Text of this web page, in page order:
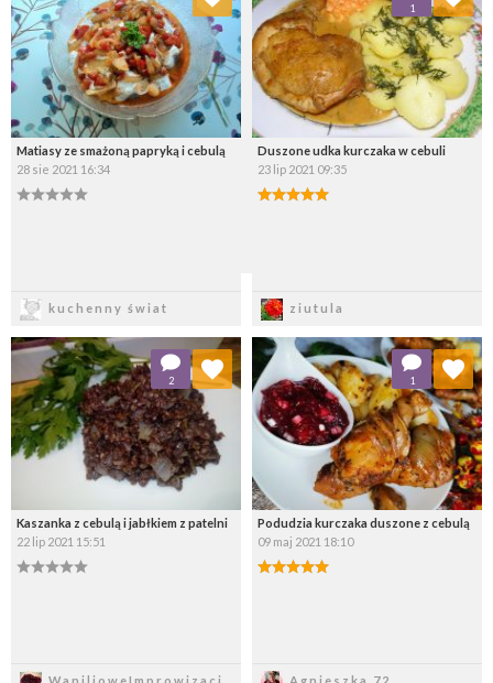
Matiasy ze smażoną papryką i cebulą
28 sie 2021 16:34
kuchenny świat
Wybierz listę:
Duszone udka kurczaka w cebuli
23 lip 2021 09:35
ziutula
1
Wybierz listę:
Kaszanka z cebulą i jabłkiem z patelni
22 lip 2021 15:51
WanilioweImprowizacj
2
Dodaj do ulubionych
Wybierz listę:
Podudzia kurczaka duszone z cebulą
09 maj 2021 18:10
Agnieszka 72
1
Dodaj do ulubionych
Wybierz listę: